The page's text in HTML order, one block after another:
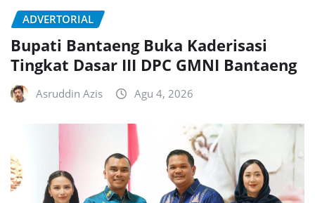
ADVERTORIAL
Bupati Bantaeng Buka Kaderisasi
Tingkat Dasar III DPC GMNI Bantaeng
Asruddin Azis Agu 4, 2026